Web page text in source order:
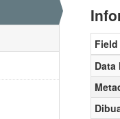
Field
Data